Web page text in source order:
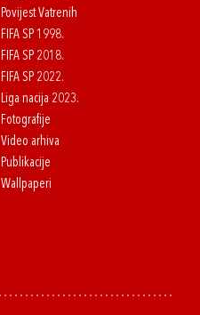
Povijest Vatrenih
FIFA SP 1998.
FIFA SP 2018.
FIFA SP 2022.
Liga nacija 2023.
Fotografije
Video arhiva
Publikacije
Wallpaperi